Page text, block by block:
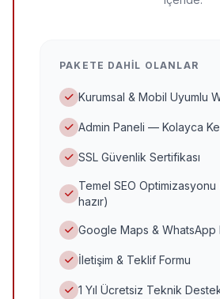
PAKETE DAHIL OLANLAR
Kurumsal & Mobil Uyumlu
Admin Paneli — Kolayca
SSL Güvenlik Sertifikası
Temel SEO
hazır)
Google Maps & WhatsApp
İletişim & Teklif Formu
1 Yıl Ücretsiz Teknik